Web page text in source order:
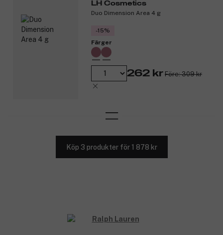
LH Cosmetics
Duo Dimension Area 4 g
-15%
Färger
262 kr Före: 309 kr
Köp 3 produkter för 1 878 kr